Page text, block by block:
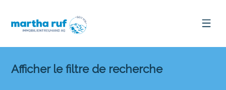
Afficher le filtre de recherche